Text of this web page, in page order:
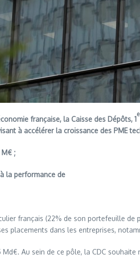
française, la Caisse des Dépôts, 1
à accélérer la croissance des PME
;
la performance de
français (22% de son portefeuille de
placements dans les entreprises,
Au sein de ce pôle, la CDC